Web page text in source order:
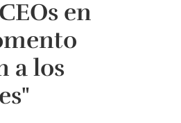
en
a los